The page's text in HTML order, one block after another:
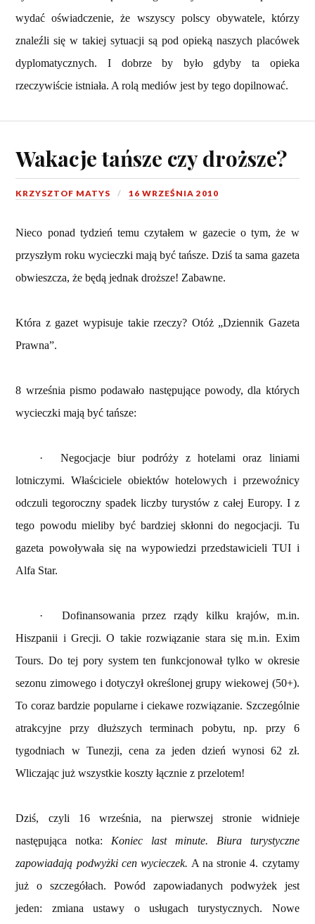
wydać oświadczenie, że wszyscy polscy obywatele, którzy
znaleźli się w takiej sytuacji są pod opieką naszych placówek
dyplomatycznych. I dobrze by było gdyby ta opieka
rzeczywiście istniała. A rolą mediów jest by tego dopilnować.
Wakacje tańsze czy droższe?
KRZYSZTOF MATYS 16 WRZEŚNIA 2010
Nieco ponad tydzień temu czytałem w gazecie o tym, że w
przyszłym roku wycieczki mają być tańsze. Dziś ta sama gazeta
obwieszcza, że będą jednak droższe! Zabawne.
Która z gazet wypisuje takie rzeczy? Otóż „Dziennik Gazeta
Prawna”.
8 września pismo podawało następujące powody, dla których
wycieczki mają być tańsze:
·
Negocjacje biur podróży z hotelami oraz liniami
lotniczymi. Właściciele obiektów hotelowych i przewoźnicy
odczuli tegoroczny spadek liczby turystów z całej Europy. I z
tego powodu mieliby być bardziej skłonni do negocjacji. Tu
gazeta powoływała się na wypowiedzi przedstawicieli TUI i
Alfa Star.
·
Dofinansowania przez rządy kilku krajów, m.in.
Hiszpanii i Grecji. O takie rozwiązanie stara się m.in. Exim
Tours. Do tej pory system ten funkcjonował tylko w okresie
sezonu zimowego i dotyczył określonej grupy wiekowej (50+).
To coraz bardzie popularne i ciekawe rozwiązanie. Szczególnie
atrakcyjne przy dłuższych terminach pobytu, np. przy 6
tygodniach w Tunezji, cena za jeden dzień wynosi 62 zł.
Wliczając już wszystkie koszty łącznie z przelotem!
Dziś, czyli 16 września, na pierwszej stronie widnieje
następująca notka:Koniec last minute. Biura turystyczne
zapowiadają podwyżki cen wycieczek. A na stronie 4. czytamy
już o szczegółach. Powód zapowiadanych podwyżek jest
jeden: zmiana ustawy o usługach turystycznych. Nowe